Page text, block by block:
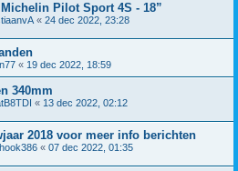
Pilot Sport 4S - 18”
« 24 dec 2022, 23:28
« 19 dec 2022, 18:59
340mm
« 13 dec 2022, 02:12
2018 voor meer info berichten
« 07 dec 2022, 01:35